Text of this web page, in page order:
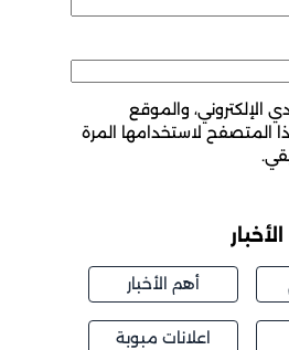
الإلكتروني، والموقع
المتصفح لاستخدامها المرة
أهم الأخبار
اعلانات مبوبة